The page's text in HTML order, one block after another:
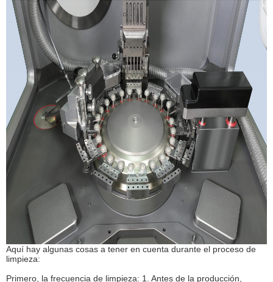
Aquí hay algunas cosas a tener en cuenta durante el proceso de
limpieza:
Primero, la frecuencia de limpieza: 1. Antes de la producción,